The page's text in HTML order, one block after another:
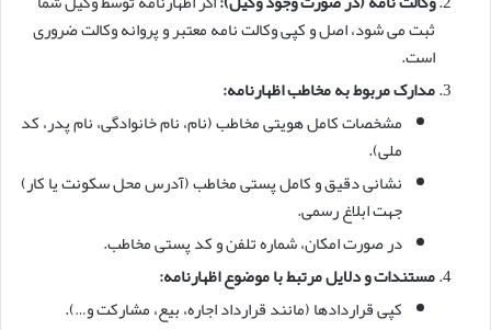
ثبت می شود، اصل و کپی وکالت نامه معتبر و پروانه وکالت ضروری
است.
مدارک مربوط به مخاطب اظهارنامه:
مشخصات کامل هویتی مخاطب (نام، نام خانوادگی، نام پدر، کد
ملی).
نشانی دقیق و کامل پستی مخاطب (آدرس محل سکونت یا کار)
جهت ابلاغ رسمی.
در صورت امکان، شماره تلفن و کد پستی مخاطب.
مستندات و دلایل مرتبط با موضوع اظهارنامه:
کپی قراردادها (مانند قرارداد اجاره، بیع، مشارکت و…).